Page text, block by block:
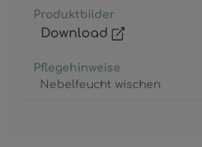
Produktbilder
Download
Pflegehinweise
Nebelfeucht wischen